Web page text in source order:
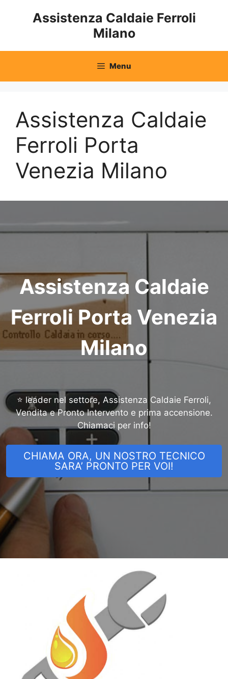
Assistenza Caldaie Ferroli
Milano
Menu
Assistenza Caldaie
Ferroli Porta
Venezia Milano
Assistenza Caldaie
Ferroli Porta Venezia
Milano
⭐ leader nel settore, Assistenza Caldaie Ferroli,
Vendita e Pronto Intervento e prima accensione.
Chiamaci per info!
CHIAMA ORA, UN NOSTRO TECNICO
SARA’ PRONTO PER VOI!